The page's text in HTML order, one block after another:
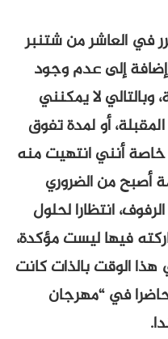
العاشر من شتنبر
إضافة إلى عدم وجود
وبالتالي لا يمكنني
أو لمدة تفوق
أنني انتهيت منه
أصبح من الضروري
انتظارا لحلول
فيها ليست مؤكدة،
الوقت بالذات كانت
في “مهرجان